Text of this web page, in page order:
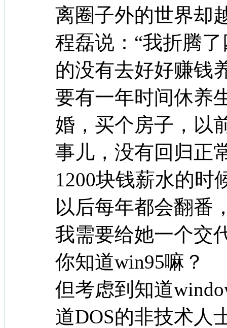
离圈子外的世界却
程磊说：“我折腾
的没有去好好赚钱
要有一年时间休养
婚，买个房子，以
事儿，没有回归正
1200块钱薪水的时
以后每年都会翻番
我需要给她一个
你知道win95嘛？
但考虑到知道
道DOS的非技术人